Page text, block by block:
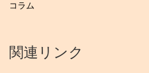
コラム
関連リンク